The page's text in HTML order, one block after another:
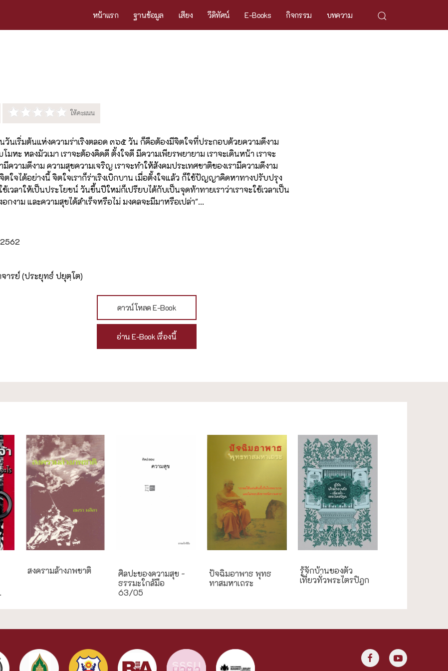
หน้าแรก ฐานข้อมูล เสียง วีดิทัศน์ E-Books กิจกรรม บทความ
วันเริ่มต้นแห่งความร่าเริงตลอด ๓๖๕ วัน ก็คือต้องมีจิตใจที่ประกอบด้วยความดีงาม
หะ หลงมัวเมา เราจะต้องคิดดี ตั้งใจดี มีความเพียรพยายาม เราจะเดินหน้า เราจะ
มีความดีงาม ความสุขความเจริญ เราจะทำให้สังคมประเทศชาติของเรามีความดีงาม
ตใจได้อย่างนี้ จิตใจเราก็ร่าเริงเบิกบาน เมื่อตั้งใจแล้ว ก็ใช้ปัญญาคิดหาทางปรับปรุง
วลาให้เป็นประโยชน์ วันขึ้นปีใหม่ก็เปรียบได้กับเป็นจุดท้าทายเราว่าเราจะใช้เวลาเป็น
กงาม และความสุขได้สำเร็จหรือไม่ มงคลจะมีมาหรือเปล่า"...
ารย์ (ประยุทธ์ ปยุตฺโต)
ดาวน์โหลด E-Book
อ่าน E-Book เรื่องนี้
สงครามล้างภพชาติ
ศิลปะของความสุข -
ธรรมะใกล้มือ
63/05
ปัจฉิมอาพาธ พุทธ
ทาสมหาเถระ
รู้จักบ้านของตัว
เที่ยวทั่วพระไตรปิฎก